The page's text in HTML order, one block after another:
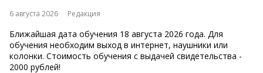
6 августа 2026 Редакция
Ближайшая дата обучения 18 августа 2026 года. Для
обучения необходим выход в интернет, наушники или
колонки. Стоимость обучения с выдачей свидетельства -
2000 рублей!